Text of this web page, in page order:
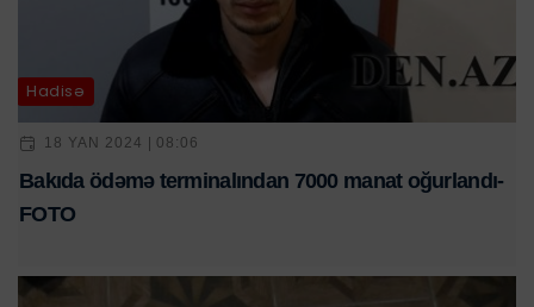
Hadisə
18 YAN 2024 | 08:06
Bakıda ödəmə terminalından 7000 manat oğurlandı-
FOTO